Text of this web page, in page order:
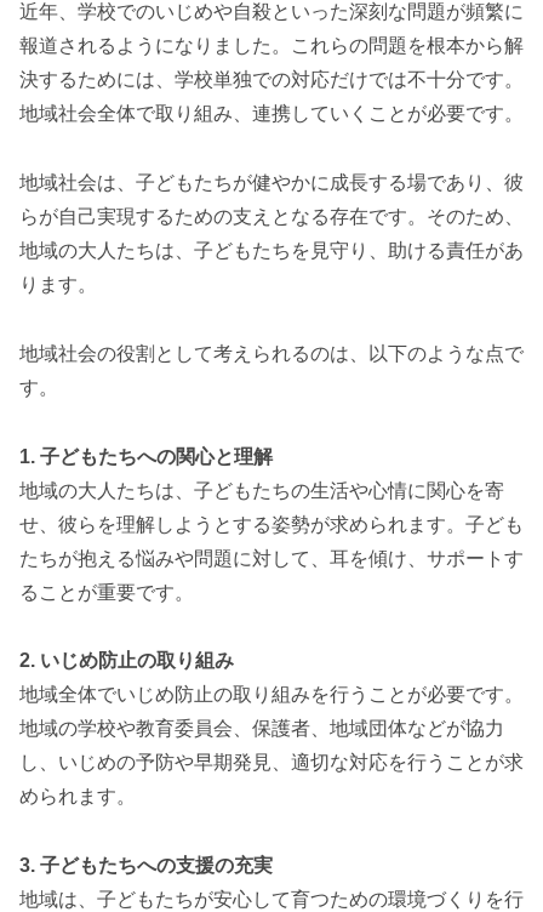
近年、学校でのいじめや自殺といった深刻な問題が頻繁に
報道されるようになりました。これらの問題を根本から解
決するためには、学校単独での対応だけでは不十分です。
地域社会全体で取り組み、連携していくことが必要です。
地域社会は、子どもたちが健やかに成長する場であり、彼
らが自己実現するための支えとなる存在です。そのため、
地域の大人たちは、子どもたちを見守り、助ける責任があ
ります。
地域社会の役割として考えられるのは、以下のような点で
す。
1. 子どもたちへの関心と理解
地域の大人たちは、子どもたちの生活や心情に関心を寄
せ、彼らを理解しようとする姿勢が求められます。子ども
たちが抱える悩みや問題に対して、耳を傾け、サポートす
ることが重要です。
2. いじめ防止の取り組み
地域全体でいじめ防止の取り組みを行うことが必要です。
地域の学校や教育委員会、保護者、地域団体などが協力
し、いじめの予防や早期発見、適切な対応を行うことが求
められます。
3. 子どもたちへの支援の充実
地域は、子どもたちが安心して育つための環境づくりを行